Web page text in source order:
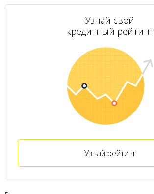
Узнай свой
кредитный рейтинг
Узнай рейтинг